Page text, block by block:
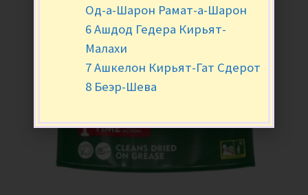
Од-а-Шарон Рамат-а-Шарон
6 Ашдод Гедера Кирьят-
Малахи
7 Ашкелон Кирьят-Гат Сдерот
8 Беэр-Шева